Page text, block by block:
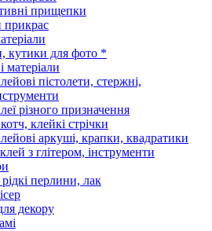
прищепки
прикрас
кутики для фото *
матеріали
пістолети, стержні,
різного призначення
клейкі стрічки
аркуші, крапки, квадратики
з глітером, інструменти
перлини, лак
декору